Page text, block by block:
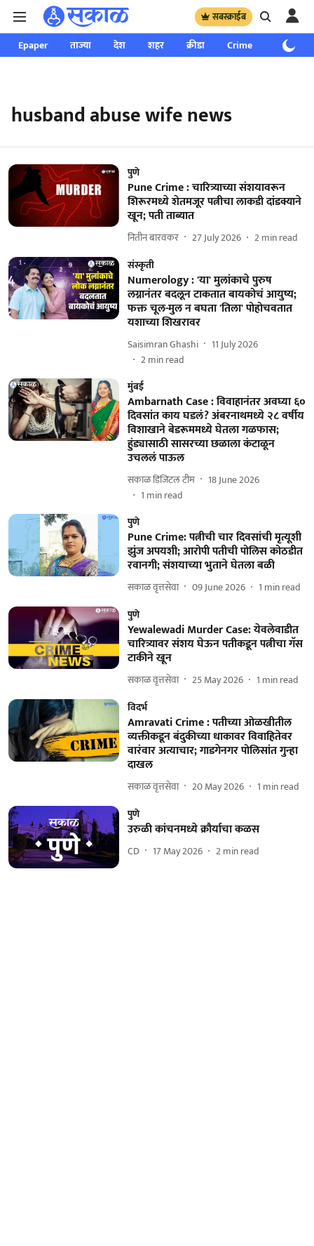
सबस्क्राईब
Epaper ताज्या देश शहर क्रीडा Crime साप्ताहिक
husband abuse wife news
पुणे
Pune Crime : चारित्र्याच्या संशयावरून
शिरूरमध्ये शेतमजूर पत्नीचा लाकडी दांडक्याने
खून; पती ताब्यात
नितीन बारवकर 27 July 2026 2min read
संस्कृती
Numerology : 'या' मुलांकाचे पुरुष
लग्नानंतर बदलून टाकतात बायकोचं आयुष्य;
फक्त चूल-मुल न बघता 'तिला' पोहोचवतात
यशाच्या शिखरावर
Saisimran Ghashi
11 July 2026
2min read
मुंबई
Ambarnath Case : विवाहानंतर अवघ्या ६०
दिवसांत काय घडलं? अंबरनाथमध्ये २८ वर्षीय
विशाखाने बेडरूममध्ये घेतला गळफास;
हुंड्यासाठी सासरच्या छळाला कंटाळून
उचललं पाऊल
सकाळ डिजिटल टीम
18 June 2026
1 min read
पुणे
Pune Crime: पत्नीची चार दिवसांची मृत्यूशी
झुंज अपयशी; आरोपी पतीची पोलिस कोठडीत
रवानगी; संशयाच्या भुताने घेतला बळी
सकाळ वृत्तसेवा 09 June 2026 1 min read
पुणे
Yewalewadi Murder Case: येवलेवाडीत
चारित्र्यावर संशय घेऊन पतीकडून पत्नीचा गॅस
टाकीने खून
सकाळ वृत्तसेवा 25 May 2026 1 min read
विदर्भ
Amravati Crime : पतीच्या ओळखीतील
व्यक्तीकडून बंदुकीच्या धाकावर विवाहितेवर
वारंवार अत्याचार; गाडगेनगर पोलिसांत गुन्हा
दाखल
सकाळ वृत्तसेवा 20 May 2026 1 min read
पुणे
उरुळी कांचनमध्ये क्रौर्याचा कळस
CD 17 May 2026 2min read